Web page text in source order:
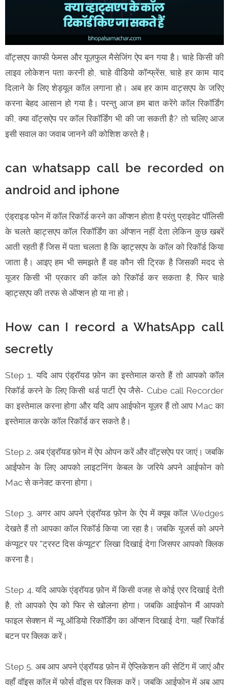
वॉट्सएप काफी फेमस और यूज़फुल मैसेजिंग ऐप बन गया है। चाहे किसी की
लाइव लोकेशन पता करनी हो, चाहे वीडियो कॉन्फ्रेंस, चाहे हर काम याद
दिलाने के लिए शेड्यूल कॉल लगाना हो। अब हर काम वाट्सएप के जरिए
करना बेहद आसान हो गया है। परन्तु आज हम बात करेंगे कॉल रिकॉर्डिंग
की, क्या वॉट्सऐप पर कॉल रिकॉर्डिंग भी की जा सकती है? तो चलिए आज
इसी सवाल का जवाब जानने की कोशिश करते है।
can whatsapp call be recorded on
android and iphone
एंड्राइड फोन में कॉल रिकॉर्ड करने का ऑप्शन होता है परंतु प्राइवेट पॉलिसी
के चलते व्हाट्सएप कॉल रिकॉर्डिंग का ऑप्शन नहीं देता लेकिन कुछ खबरें
आती रहती हैं जिस में पता चलता है कि व्हाट्सएप के कॉल को रिकॉर्ड किया
जाता है। आइए हम भी समझते हैं वह कौन सी ट्रिक है जिसकी मदद से
यूजर किसी भी प्रकार की कॉल को रिकॉर्ड कर सकता है, फिर चाहे
व्हाट्सएप की तरफ से ऑप्शन हो या ना हो।
How can I record a WhatsApp call
secretly
Step 1. यदि आप एंड्रॉयड फ़ोन का इस्तेमाल करते हैं तो आपको कॉल
रिकॉर्ड करने के लिए किसी थर्ड पार्टी ऐप जैसे- Cube call Recorder
का इस्तेमाल करना होगा और यदि आप आईफोन यूज़र हैं तो आप Mac का
इस्तेमाल करके कॉल रिकॉर्ड कर सकते है।
Step 2. अब एंड्रॉयड फ़ोन में ऐप ओपन करें और वॉट्सऐप पर जाएं। जबकि
आईफोन के लिए आपको लाइटनिंग केबल के जरिये अपने आईफोन को
Mac से कनेक्ट करना होगा।
Step 3. अगर आप अपने एंड्रॉयड फ़ोन के ऐप में क्यूब कॉल Wedges
देखते हैं तो आपका कॉल रिकॉर्ड किया जा रहा है। जबकि यूजर्स को अपने
कंप्यूटर पर "ट्रस्ट दिस कंप्यूटर" लिखा दिखाई देगा जिसपर आपको क्लिक
करना है।
Step 4. यदि आपके एंड्रॉयड फ़ोन में किसी वजह से कोई एरर दिखाई देती
है, तो आपको ऐप को फिर से खोलना होगा। जबकि आईफोन मैं आपको
फाइल सेक्शन में न्यू ऑडियो रिकॉर्डिंग का ऑप्शन दिखाई देगा, यहाँ रिकॉर्ड
बटन पर क्लिक करें।
Step 5. अब आप अपने एंड्रॉयड फ़ोन में ऐप्लिकेशन की सेटिंग में जाएं और
वहाँ वॉइस कॉल में फोर्स वॉइस पर क्लिक करें। जबकि आईफोन में अब आप